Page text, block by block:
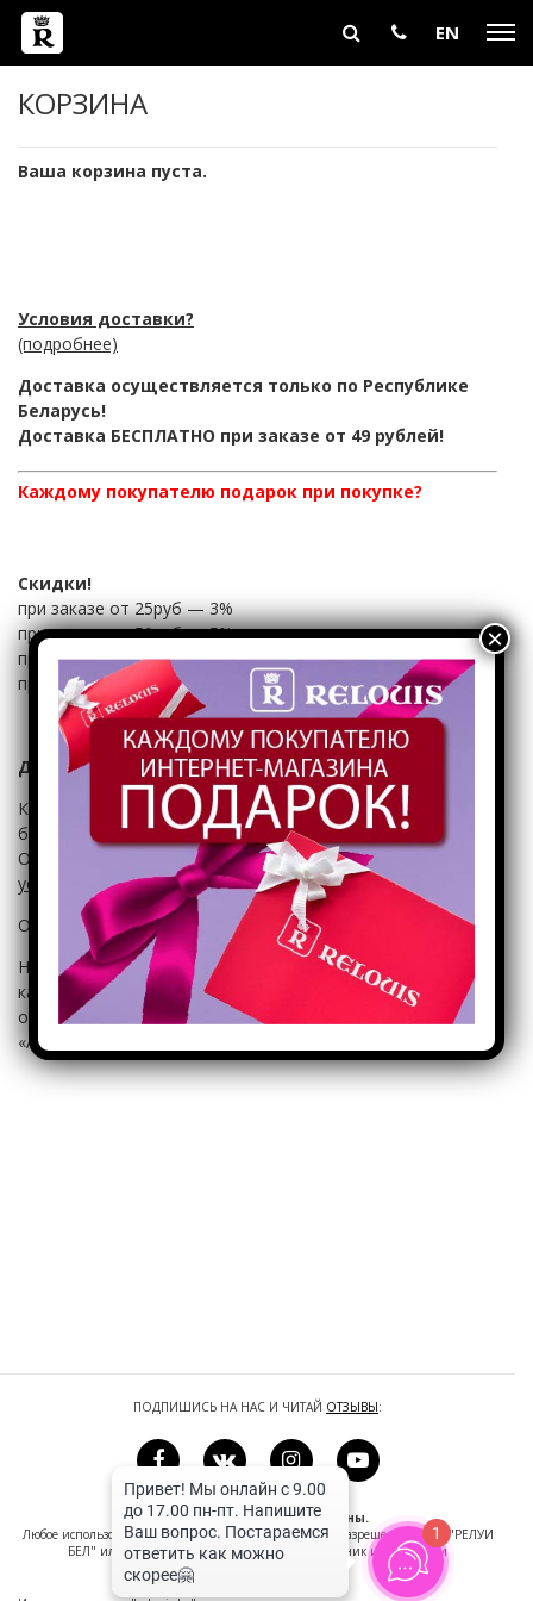
EN
КОРЗИНА
Ваша корзина пуста.
Условия доставки?
(подробнее)
Доставка осуществляется только по Республике
Беларусь!
Доставка БЕСПЛАТНО при заказе от 49 рублей!
Каждому покупателю подарок при покупке?
Скидки!
при заказе от 25руб — 3%
при заказе от 50руб — 5%
при заказе от 80руб — 7%
при заказе от 250руб — 10% (на неакционные товары)
Доставка осуществляется только в рабочие дни
Курьером ООО «Автолайтэкспресс» на дом или до
ближайшего к вам отделения РУП «Белпочта» или до ПВЗ
ООО «Автолайтэкспресс»(Подробнее о порядке и
условиях доставки)
Оплата:
Наличными денежными средствами или банковской
картой курьеру при доставке или при получении в
отделении РУП «Белпочта» или ПВЗ ООО
«Автолайтэкспресс»
ПОДПИШИСЬ НА НАС И ЧИТАЙ ОТЗЫВЫ:
© Relouis. Все права защищены.
Любое использование материалов допустимо только с разрешения ООО "РЕЛУИ
БЕЛ" или с указанием прямой ссылки на источник информации
×
1